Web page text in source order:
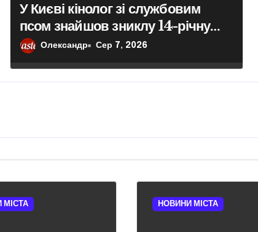
У Києві кінолог зі службовим
псом знайшов зниклу 14-річну
школярку
Олександр Сер 7, 2026
МІСТА НОВИНИ МІСТА